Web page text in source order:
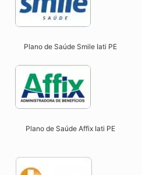
Plano de Saúde Smile Iati PE​
Plano de Saúde Affix Iati PE​